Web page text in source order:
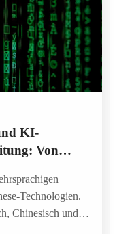
KI-
Von
Technologien.
Chinesisch und